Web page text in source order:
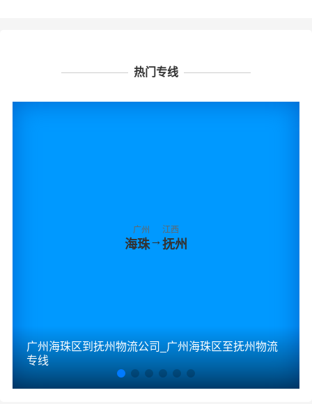
热门专线
广州
海珠→
江西
抚州
广州海珠区到抚州物流公司_广州海珠区至抚州物流
专线